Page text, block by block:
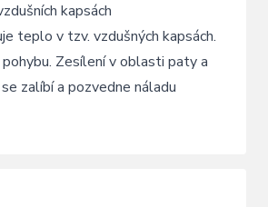
kapsách
teplo v tzv. vzdušných kapsách.
Zesílení v oblasti paty a
zalíbí a pozvedne náladu